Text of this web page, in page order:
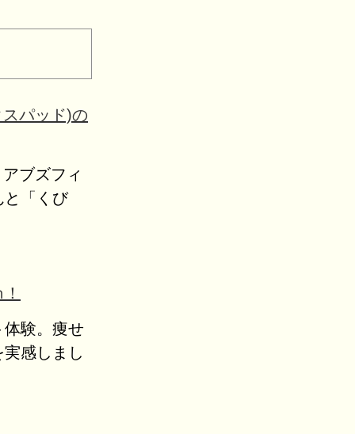
パッド)の
ブズフィ
と「くび
体験。痩せ
感しまし